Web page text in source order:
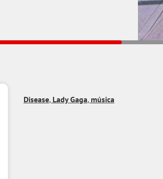
Disease, Lady Gaga, música